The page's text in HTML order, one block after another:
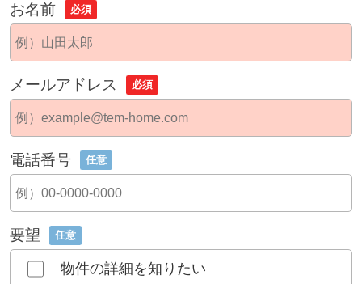
お名前 必須
メールアドレス 必須
電話番号 任意
要望 任意
物件の詳細を知りたい